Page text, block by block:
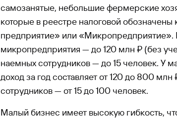
самозанятые, небольшие фермерские
которые в реестре налоговой
предприятие» или «Микропредприятие».
микропредприятия — до 120 млн ₽ (без
наемных сотрудников — до 15 человек. У
доход за год составляет от 120 до 800 млн
сотрудников — от 15 до 100 человек.
Малый бизнес имеет высокую гибкость,